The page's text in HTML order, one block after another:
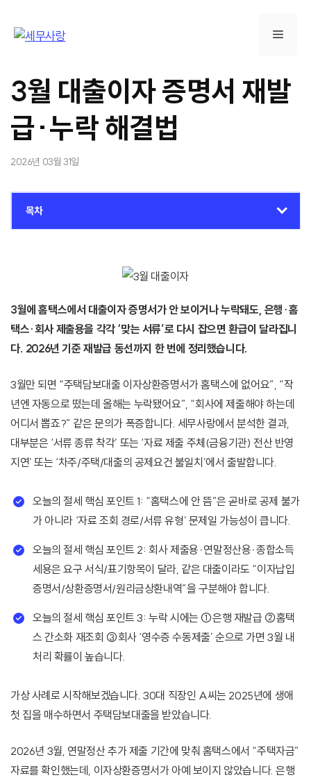
메
뉴
3월 대출이자 증명서 재발
급·누락 해결법
2026년 03월 31일
목차
3월에 홈택스에서 대출이자 증명서가 안 보이거나 누락돼도, 은행·홈
택스·회사 제출용을 각각 ‘맞는 서류’로 다시 잡으면 환급이 달라집니
다. 2026년 기준 재발급 동선까지 한 번에 정리했습니다.
3월만 되면 “주택담보대출 이자상환증명서가 홈택스에 없어요”, “작
년엔 자동으로 떴는데 올해는 누락됐어요”, “회사에 제출해야 하는데
어디서 뽑죠?” 같은 문의가 폭증합니다. 세무사랑에서 분석한 결과,
대부분은 ‘서류 종류 착각’ 또는 ‘자료 제출 주체(금융기관) 전산 반영
지연’ 또는 ‘차주/주택/대출의 공제요건 불일치’에서 출발합니다.
오늘의 절세 핵심 포인트 1: “홈택스에 안 뜸”은 곧바로 공제 불가
가 아니라 ‘자료 조회 경로/서류 유형’ 문제일 가능성이 큽니다.
오늘의 절세 핵심 포인트 2: 회사 제출용·연말정산용·종합소득
세용은 요구 서식/표기항목이 달라, 같은 대출이라도 “이자납입
증명서/상환증명서/원리금상환내역”을 구분해야 합니다.
오늘의 절세 핵심 포인트 3: 누락 시에는 ①은행 재발급 ②홈택
스 간소화 재조회 ③회사 ‘영수증 수동제출’ 순으로 가면 3월 내
처리 확률이 높습니다.
가상 사례로 시작해보겠습니다. 30대 직장인 A씨는 2025년에 생애
첫 집을 매수하면서 주택담보대출을 받았습니다.
2026년 3월, 연말정산 추가 제출 기간에 맞춰 홈택스에서 “주택자금”
자료를 확인했는데, 이자상환증명서가 아예 보이지 않았습니다. 은행